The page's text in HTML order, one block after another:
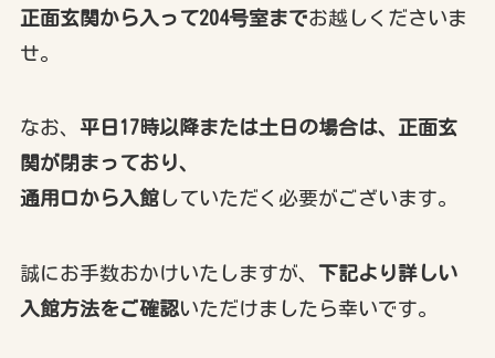
正面玄関から入って204号室までお越しくださいま
せ。
なお、 平日17時以降または土日の場合は、正面玄
関が閉まっており、
通用口から入館していただく必要がございます。
誠にお手数おかけいたしますが、 下記より詳しい
入館方法をご確認いただけましたら幸いです。